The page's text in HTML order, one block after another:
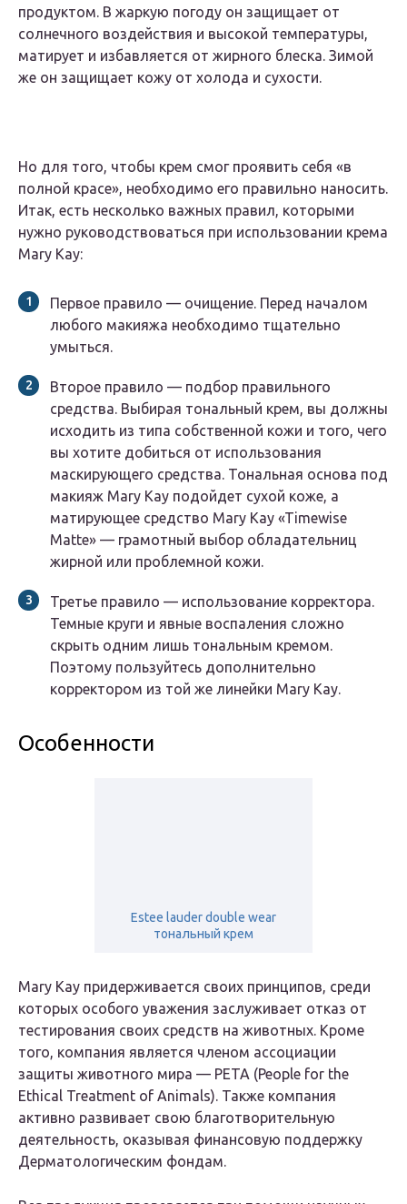
продуктом. В жаркую погоду он защищает от
солнечного воздействия и высокой температуры,
матирует и избавляется от жирного блеска. Зимой
же он защищает кожу от холода и сухости.
Но для того, чтобы крем смог проявить себя «в
полной красе», необходимо его правильно наносить.
Итак, есть несколько важных правил, которыми
нужно руководствоваться при использовании крема
Mary Kay:
Первое правило — очищение. Перед началом
любого макияжа необходимо тщательно
умыться.
Второе правило — подбор правильного
средства. Выбирая тональный крем, вы должны
исходить из типа собственной кожи и того, чего
вы хотите добиться от использования
маскирующего средства. Тональная основа под
макияж Mary Kay подойдет сухой коже, а
матирующее средство Mary Kay «Timewise
Matte» — грамотный выбор обладательниц
жирной или проблемной кожи.
Третье правило — использование корректора.
Темные круги и явные воспаления сложно
скрыть одним лишь тональным кремом.
Поэтому пользуйтесь дополнительно
корректором из той же линейки Mary Kay.
Особенности
Estee lauder double wear
тональный крем
Mary Kay придерживается своих принципов, среди
которых особого уважения заслуживает отказ от
тестирования своих средств на животных. Кроме
того, компания является членом ассоциации
защиты животного мира — PETA (People for the
Ethical Treatment of Animals). Также компания
активно развивает свою благотворительную
деятельность, оказывая финансовую поддержку
Дерматологическим фондам.